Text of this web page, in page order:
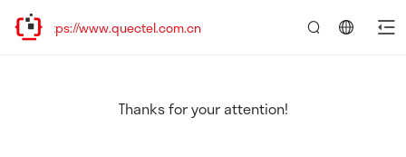
址：https://www.quectel.com.cn
Thanks for your attention!